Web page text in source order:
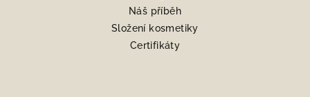
Náš příběh
Složení kosmetiky
Certifikáty